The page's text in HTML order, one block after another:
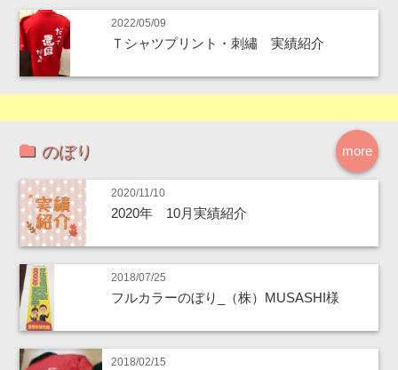
2022/05/09
Ｔシャツプリント・刺繡 実績紹介
more
のぼり
2020/11/10
2020年 10月実績紹介
2018/07/25
フルカラーのぼり_（株）MUSASHI様
2018/02/15